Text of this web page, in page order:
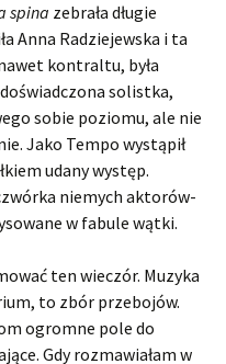
spina zebrała długie
Anna Radziejewska i ta
kontraltu, była
solistka,
sobie poziomu, ale nie
Jako Tempo wystąpił
udany występ.
niemych aktorów-
w fabule wątki.
ten wieczór. Muzyka
to zbór przebojów.
ogromne pole do
Gdy rozmawiałam w